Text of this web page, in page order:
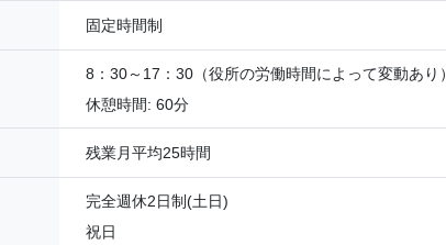
固定時間制
8：30～17：30（役所の労働時間によって変動あり）
休憩時間: 60分
残業月平均25時間
完全週休2日制(土日)
祝日